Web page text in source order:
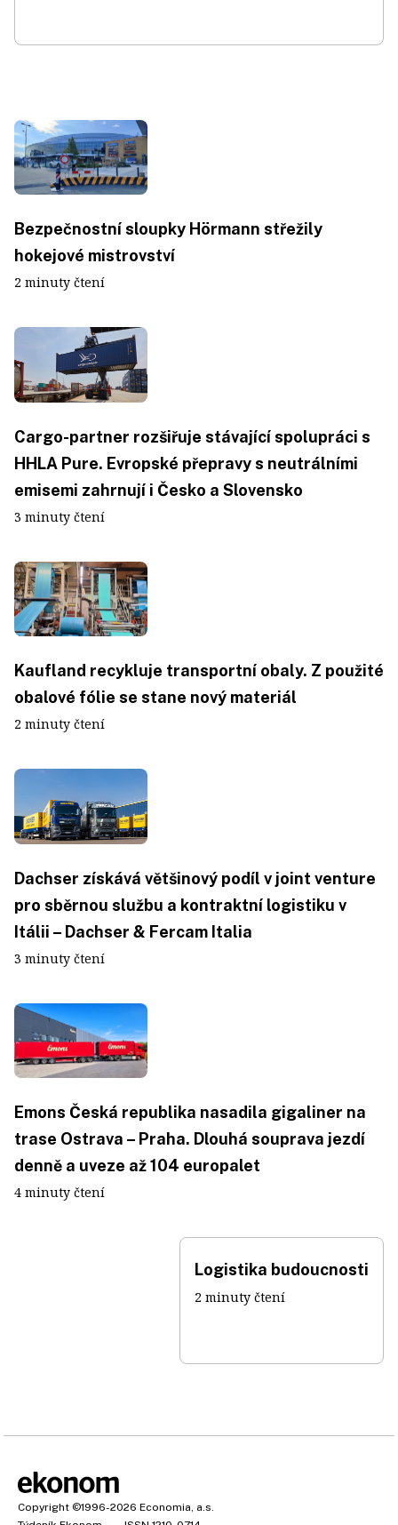
Bezpečnostní sloupky Hörmann střežily
hokejové mistrovství
2 minuty čtení
Cargo-partner rozšiřuje stávající spolupráci s
HHLA Pure. Evropské přepravy s neutrálními
emisemi zahrnují i Česko a Slovensko
3 minuty čtení
Kaufland recykluje transportní obaly. Z použité
obalové fólie se stane nový materiál
2 minuty čtení
Dachser získává většinový podíl v joint venture
pro sběrnou službu a kontraktní logistiku v
Itálii – Dachser & Fercam Italia
3 minuty čtení
Emons Česká republika nasadila gigaliner na
trase Ostrava – Praha. Dlouhá souprava jezdí
denně a uveze až 104 europalet
4 minuty čtení
Logistika budoucnosti
2 minuty čtení
Copyright ©1996-2026 Economia, a.s.